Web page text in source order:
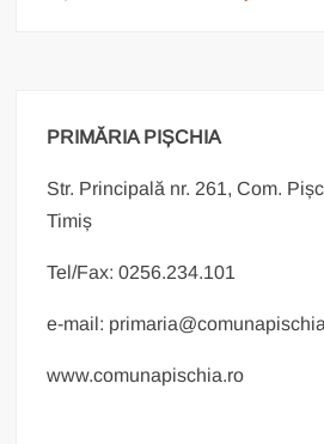
PRIMĂRIA PIȘCHIA
Str. Principală nr. 261, Com.
Timiș
Tel/Fax: 0256.234.101
e-mail:
www.comunapischia.ro